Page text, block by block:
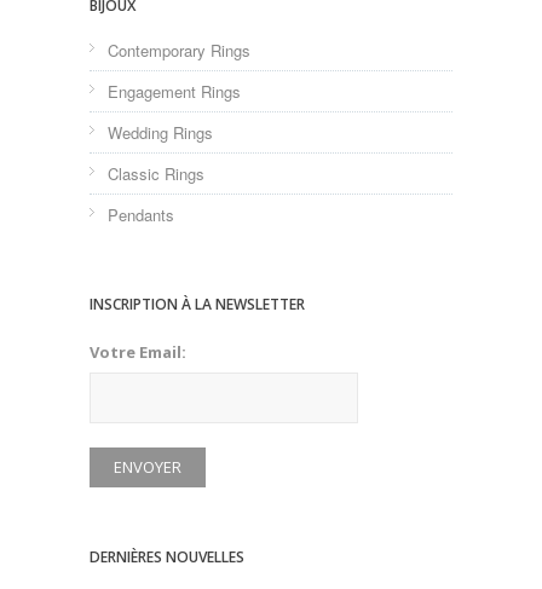
BIJOUX
Contemporary Rings
Engagement Rings
Wedding Rings
Classic Rings
Pendants
INSCRIPTION À LA NEWSLETTER
Votre Email:
DERNIÈRES NOUVELLES